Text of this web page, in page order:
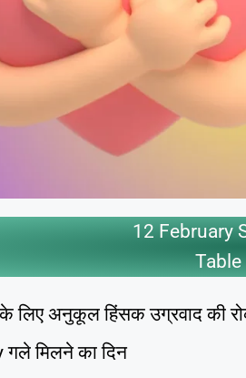
12 February
अनुकूल हिंसक उग्रवाद की
गले मिलने का दिन